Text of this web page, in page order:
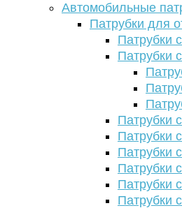
Автомобильные
Патрубки для
Патрубки
Патрубки
Патрубки
Патрубки
Патрубки
Патрубки
Патрубки
Патрубки